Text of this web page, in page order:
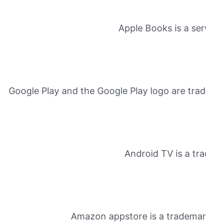
Apple Books is a
Google Play and the Google Play logo are
Android TV is a
Amazon appstore is a